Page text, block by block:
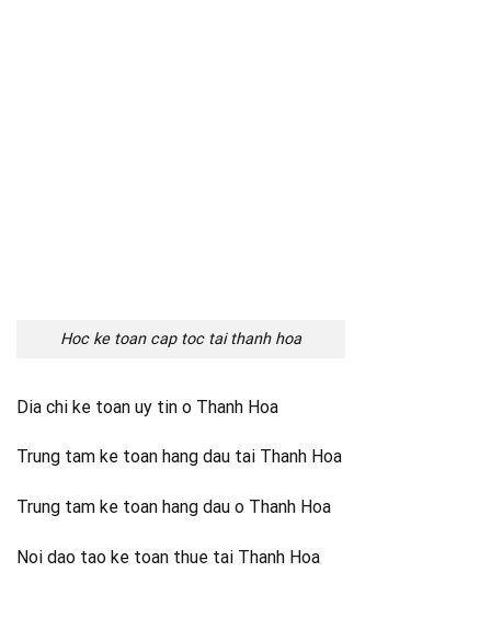
Hoc ke toan cap toc tai thanh hoa
Dia chi ke toan uy tin o Thanh Hoa
Trung tam ke toan hang dau tai Thanh Hoa
Trung tam ke toan hang dau o Thanh Hoa
Noi dao tao ke toan thue tai Thanh Hoa